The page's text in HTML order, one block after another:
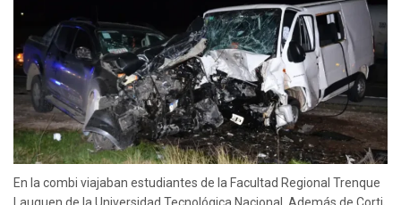
En la combi viajaban estudiantes de la Facultad Regional Trenque
Lauquen de la Universidad Tecnológica Nacional. Además de Corti,